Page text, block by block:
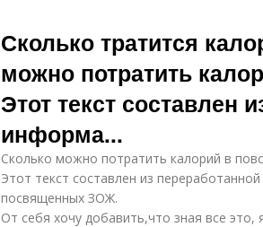
Сколько тратится
можно потратить
Этот текст составлен
информа...
Сколько можно потратить калорий в
Этот текст составлен из
посвященных ЗОЖ.
От себя хочу добавить,что зная все